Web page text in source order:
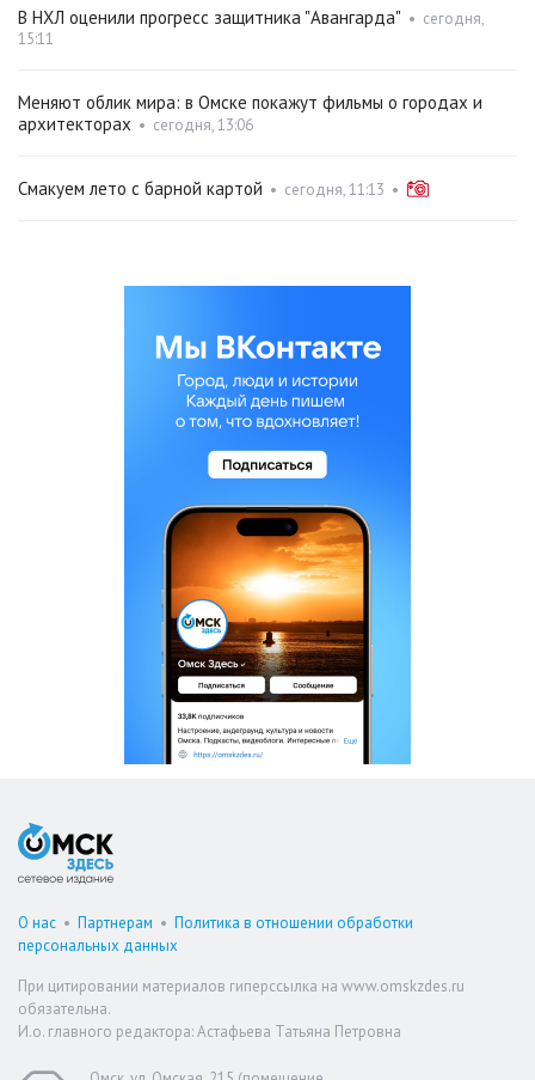
В НХЛ оценили прогресс защитника "Авангарда" • сегодня,
15:11
Меняют облик мира: в Омске покажут фильмы о городах и
архитекторах • сегодня, 13:06
Смакуем лето с барной картой • сегодня, 11:13 •
О нас • Партнерам • Политика в отношении обработки
персональных данных
При цитировании материалов гиперссылка на www.omskzdes.ru
обязательна.
И.о. главного редактора: Астафьева Татьяна Петровна